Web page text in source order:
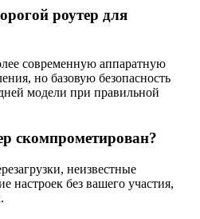
роутер для
современную аппаратную
но базовую безопасность
модели при правильной
скомпрометирован?
неизвестные
настроек без вашего участия,